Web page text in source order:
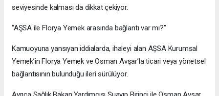
seviyesinde kalması da dikkat çekiyor.
“AŞSA ile Florya Yemek arasında bağlantı var mı?”
Kamuoyuna yansıyan iddialarda, ihaleyi alan AŞSA Kurumsal
Yemek’in Florya Yemek ve Osman Avşar’la ticari veya yönetsel
bağlantısının bulunduğu ileri sürülüyor.